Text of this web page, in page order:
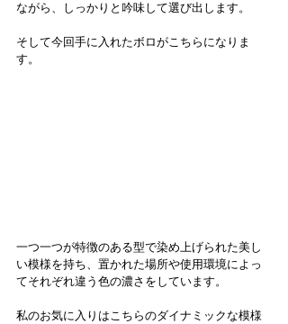
ながら、しっかりと吟味して選び出します。
そして今回手に入れたボロがこちらになりま
す。
一つ一つが特徴のある型で染め上げられた美し
い模様を持ち、置かれた場所や使用環境によっ
てそれぞれ違う色の濃さをしています。
私のお気に入りはこちらのダイナミックな模様